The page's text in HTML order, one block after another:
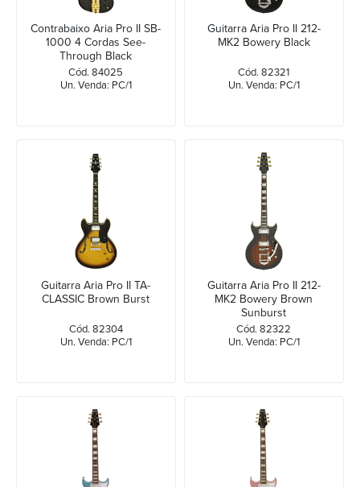
Contrabaixo Aria Pro II SB-
1000 4 Cordas See-
Through Black
Cód. 84025
Un. Venda: PC/1
Guitarra Aria Pro II 212-
MK2 Bowery Black
Cód. 82321
Un. Venda: PC/1
Guitarra Aria Pro II TA-
CLASSIC Brown Burst
Cód. 82304
Un. Venda: PC/1
Guitarra Aria Pro II 212-
MK2 Bowery Brown
Sunburst
Cód. 82322
Un. Venda: PC/1